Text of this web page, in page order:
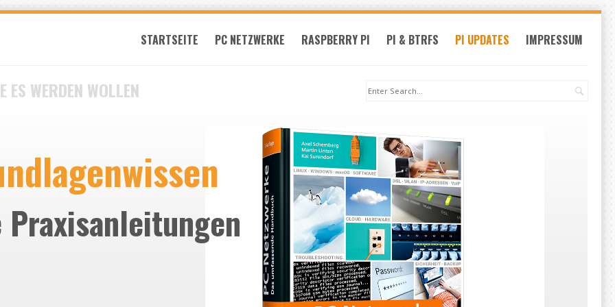
STARTSEITE PC NETZWERKE RASPBERRY PI PI & BTRFS PI UPDATES IMPRESSUM
ES WERDEN WOLLEN Search: